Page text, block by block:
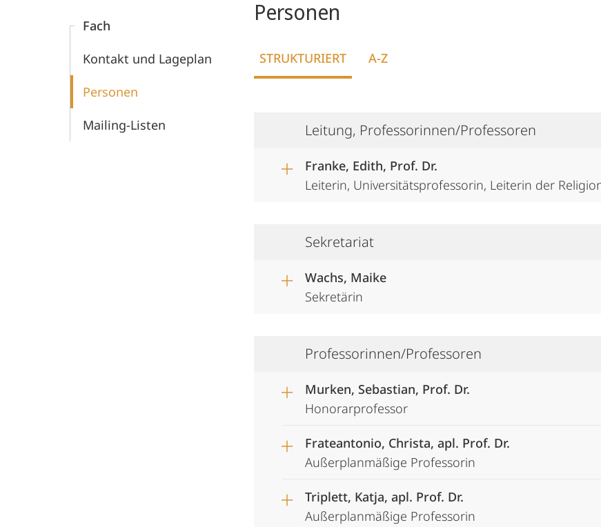
Fach
Kontakt und Lageplan
Personen
Mailing-Listen
Personen
STRUKTURIERT A-Z
Leitung, Professorinnen/Professoren
Franke, Edith, Prof. Dr.
Leiterin, Universitätsprofessorin, Leiterin der
Sekretariat
Wachs, Maike
Sekretärin
Professorinnen/Professoren
Murken, Sebastian, Prof. Dr.
Honorarprofessor
Frateantonio, Christa, apl. Prof. Dr.
Außerplanmäßige Professorin
Triplett, Katja, apl. Prof. Dr.
Außerplanmäßige Professorin